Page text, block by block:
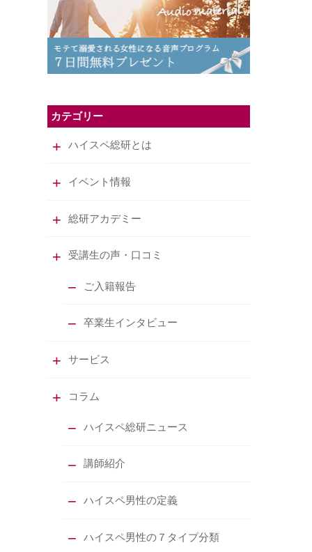
カテゴリー
ハイスペ総研とは
イベント情報
総研アカデミー
受講生の声・口コミ
ご入籍報告
卒業生インタビュー
サービス
コラム
ハイスペ総研ニュース
講師紹介
ハイスペ男性の定義
ハイスペ男性の７タイプ分類